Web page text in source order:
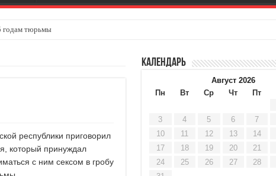
годам тюрьмы
республики приговорил
который принуждал
с ним сексом в гробу
Календарь
Август 2026
Пн
Вт Ср Чт Пт
3
4 5 6 7
10
11 12 13 14
17
18 19 20 21
24
25 26 27 28